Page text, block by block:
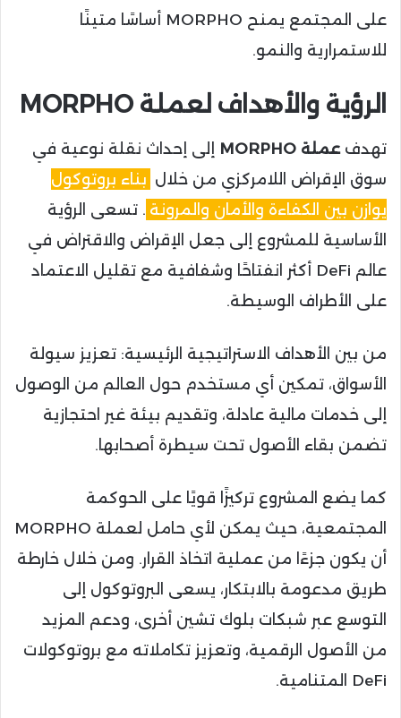
على المجتمع يمنح MORPHO أساسًا متينًا
للاستمرارية والنمو.
الرؤية والأهداف لعملة MORPHO
تهدفعملة MORPHO
إلى إحداث نقلة نوعية في
سوق الإقراض اللامركزي من خلال بناء بروتوكول
يوازن بين الكفاءة والأمان والمرونة . تسعى الرؤية
الأساسية للمشروع إلى جعل الإقراض والاقتراض في
عالم DeFi أكثر انفتاحًا وشفافية مع تقليل الاعتماد
على الأطراف الوسيطة.
من بين الأهداف الاستراتيجية الرئيسية: تعزيز سيولة
الأسواق، تمكين أي مستخدم حول العالم من الوصول
إلى خدمات مالية عادلة، وتقديم بيئة غير احتجازية
تضمن بقاء الأصول تحت سيطرة أصحابها.
كما يضع المشروع تركيزًا قويًا على الحوكمة
المجتمعية، حيث يمكن لأي حامل لعملة MORPHO
أن يكون جزءًا من عملية اتخاذ القرار. ومن خلال خارطة
طريق مدعومة بالابتكار، يسعى البروتوكول إلى
التوسع عبر شبكات بلوك تشين أخرى، ودعم المزيد
من الأصول الرقمية، وتعزيز تكاملاته مع بروتوكولات
DeFi المتنامية.